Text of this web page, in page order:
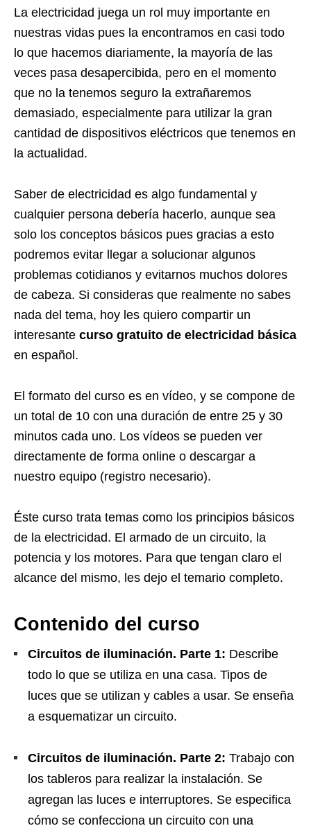
La electricidad juega un rol muy importante en
nuestras vidas pues la encontramos en casi todo
lo que hacemos diariamente, la mayoría de las
veces pasa desapercibida, pero en el momento
que no la tenemos seguro la extrañaremos
demasiado, especialmente para utilizar la gran
cantidad de dispositivos eléctricos que tenemos en
la actualidad.
Saber de electricidad es algo fundamental y
cualquier persona debería hacerlo, aunque sea
solo los conceptos básicos pues gracias a esto
podremos evitar llegar a solucionar algunos
problemas cotidianos y evitarnos muchos dolores
de cabeza. Si consideras que realmente no sabes
nada del tema, hoy les quiero compartir un
interesante curso gratuito de electricidad básica
en español.
El formato del curso es en vídeo, y se compone de
un total de 10 con una duración de entre 25 y 30
minutos cada uno. Los vídeos se pueden ver
directamente de forma online o descargar a
nuestro equipo (registro necesario).
Éste curso trata temas como los principios básicos
de la electricidad. El armado de un circuito, la
potencia y los motores. Para que tengan claro el
alcance del mismo, les dejo el temario completo.
Contenido del curso
Circuitos de iluminación. Parte 1: Describe
todo lo que se utiliza en una casa. Tipos de
luces que se utilizan y cables a usar. Se enseña
a esquematizar un circuito.
Circuitos de iluminación. Parte 2: Trabajo con
los tableros para realizar la instalación. Se
agregan las luces e interruptores. Se especifica
cómo se confecciona un circuito con una